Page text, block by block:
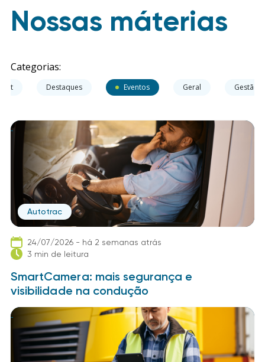
Nossas máterias
Categorias:
Destaques Eventos Geral Gestão
Autotrac
24/07/2026 - há 2 semanas atrás
3 min de leitura
SmartCamera: mais segurança e
visibilidade na condução